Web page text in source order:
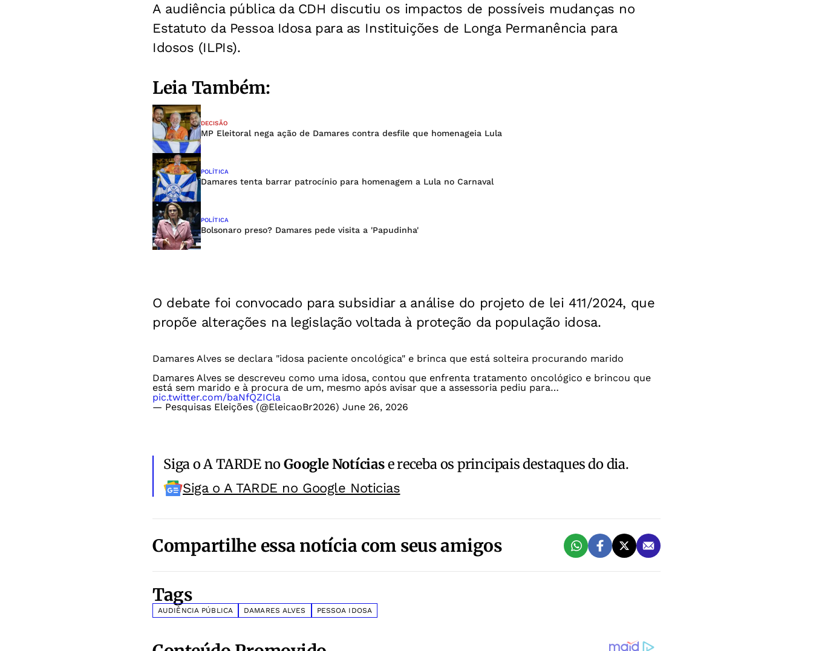
A audiência pública da CDH discutiu os impactos de possíveis mudanças no
Estatuto da Pessoa Idosa para as Instituições de Longa Permanência para
Idosos (ILPIs).
Leia Também:
DECISÃO
MP Eleitoral nega ação de Damares contra desfile que homenageia Lula
POLÍTICA
Damares tenta barrar patrocínio para homenagem a Lula no Carnaval
POLÍTICA
Bolsonaro preso? Damares pede visita a 'Papudinha'
O debate foi convocado para subsidiar a análise do projeto de lei 411/2024, que
propõe alterações na legislação voltada à proteção da população idosa.
Damares Alves se declara "idosa paciente oncológica" e brinca que está solteira procurando marido
Damares Alves se descreveu como uma idosa, contou que enfrenta tratamento oncológico e brincou que
está sem marido e à procura de um, mesmo após avisar que a assessoria pediu para…
pic.twitter.com/baNfQZICla
— Pesquisas Eleições (@EleicaoBr2026) June 26, 2026
Siga o A TARDE noGoogle Notíciase receba os principais destaques do dia.
Siga o A TARDE no Google Noticias
Compartilhe essa notícia com seus amigos
Tags
AUDIÊNCIA PÚBLICA DAMARES ALVES PESSOA IDOSA